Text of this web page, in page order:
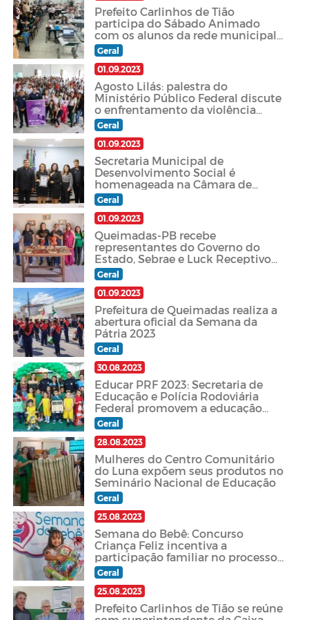
Prefeito Carlinhos de Tião
participa do Sábado Animado
com os alunos da rede municipal
de ensino
Geral
01.09.2023
Agosto Lilás: palestra do
Ministério Público Federal discute
o enfrentamento da violência
doméstica
Geral
01.09.2023
Secretaria Municipal de
Desenvolvimento Social é
homenageada na Câmara de
Vereadores com Moção de
Aplausos pelo trabalho
desempenhado em Queimadas-
PB
Geral
01.09.2023
Queimadas-PB recebe
representantes do Governo do
Estado, Sebrae e Luck Receptivo
para visita técnica e formatação de
novo roteiro turístico
Geral
01.09.2023
Prefeitura de Queimadas realiza a
abertura oficial da Semana da
Pátria 2023
Geral
30.08.2023
Educar PRF 2023: Secretaria de
Educação e Polícia Rodoviária
Federal promovem a educação
para o trânsito nas escolas
queimadenses
Geral
28.08.2023
Mulheres do Centro Comunitário
do Luna expõem seus produtos no
Seminário Nacional de Educação
Geral
25.08.2023
Semana do Bebê: Concurso
Criança Feliz incentiva a
participação familiar no processo
de aprendizagem infantil
Geral
25.08.2023
Prefeito Carlinhos de Tião se reúne